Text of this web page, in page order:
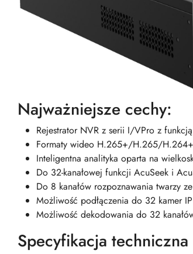
Najważniejsze cechy:
Rejestrator NVR z serii I/VPro z
Formaty wideo H.265+/H.265/
Inteligentna analityka oparta na
Do 32-kanałowej funkcji AcuSeek i
Do 8 kanałów rozpoznawania twarzy
Możliwość podłączenia do 32 kamer IP
Możliwość dekodowania do 32
Specyfikacja techniczna